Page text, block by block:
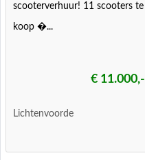
scooterverhuur! 11 scooters te
koop �...
€ 11.000,-
Lichtenvoorde